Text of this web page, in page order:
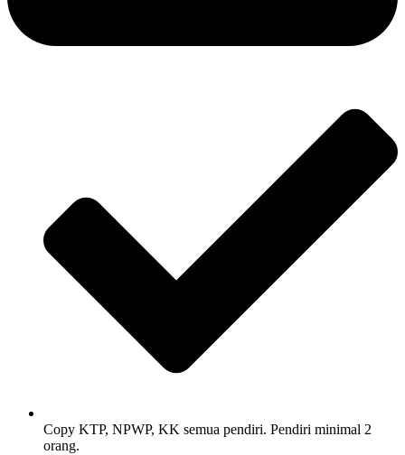
Copy KTP, NPWP, KK semua pendiri. Pendiri minimal 2
orang.